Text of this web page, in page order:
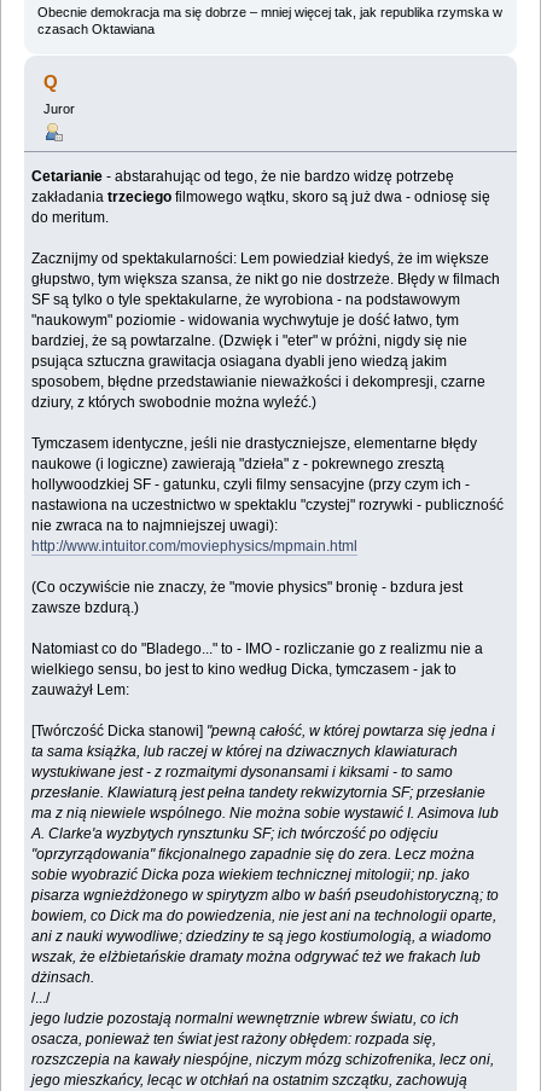
Obecnie demokracja ma się dobrze – mniej więcej tak, jak republika rzymska w
czasach Oktawiana
Q
Juror
Cetarianie - abstarahując od tego, że nie bardzo widzę potrzebę
zakładaniatrzeciego filmowego wątku, skoro są już dwa - odniosę się
do meritum.
Zacznijmy od spektakularności: Lem powiedział kiedyś, że im większe
głupstwo, tym większa szansa, że nikt go nie dostrzeże. Błędy w filmach
SF są tylko o tyle spektakularne, że wyrobiona - na podstawowym
"naukowym" poziomie - widowania wychwytuje je dość łatwo, tym
bardziej, że są powtarzalne. (Dzwięk i "eter" w próżni, nigdy się nie
psująca sztuczna grawitacja osiagana dyabli jeno wiedzą jakim
sposobem, błędne przedstawianie nieważkości i dekompresji, czarne
dziury, z których swobodnie można wyleźć.)
Tymczasem identyczne, jeśli nie drastyczniejsze, elementarne błędy
naukowe (i logiczne) zawierają "dzieła" z - pokrewnego zresztą
hollywoodzkiej SF - gatunku, czyli filmy sensacyjne (przy czym ich -
nastawiona na uczestnictwo w spektaklu "czystej" rozrywki - publiczność
nie zwraca na to najmniejszej uwagi):
http://www.intuitor.com/moviephysics/mpmain.html
(Co oczywiście nie znaczy, że "movie physics" bronię - bzdura jest
zawsze bzdurą.)
Natomiast co do "Bladego..." to - IMO - rozliczanie go z realizmu nie a
wielkiego sensu, bo jest to kino według Dicka, tymczasem - jak to
zauważył Lem:
[Twórczość Dicka stanowi] "pewną całość, w której powtarza się jedna i
ta sama książka, lub raczej w której na dziwacznych klawiaturach
wystukiwane jest - z rozmaitymi dysonansami i kiksami - to samo
przesłanie. Klawiaturą jest pełna tandety rekwizytornia SF; przesłanie
ma z nią niewiele wspólnego. Nie można sobie wystawić I. Asimova lub
A. Clarke'a wyzbytych rynsztunku SF; ich twórczość po odjęciu
"oprzyrządowania" fikcjonalnego zapadnie się do zera. Lecz można
sobie wyobrazić Dicka poza wiekiem technicznej mitologii; np. jako
pisarza wgnieżdżonego w spirytyzm albo w baśń pseudohistoryczną; to
bowiem, co Dick ma do powiedzenia, nie jest ani na technologii oparte,
ani z nauki wywodliwe; dziedziny te są jego kostiumologią, a wiadomo
wszak, że elżbietańskie dramaty można odgrywać też we frakach lub
dżinsach.
/.../
jego ludzie pozostają normalni wewnętrznie wbrew światu, co ich
osacza, ponieważ ten świat jest rażony obłędem: rozpada się,
rozszczepia na kawały niespójne, niczym mózg schizofrenika, lecz oni,
jego mieszkańcy, lecąc w otchłań na ostatnim szczątku, zachowują